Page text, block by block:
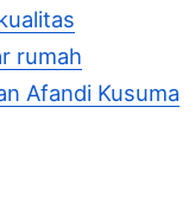
rumah
Afandi Kusuma